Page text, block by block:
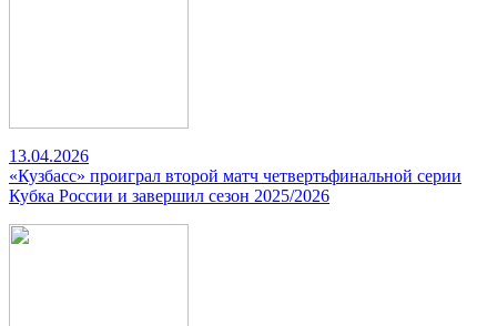
13.04.2026
«Кузбасс» проиграл второй матч четвертьфинальной серии
Кубка России и завершил сезон 2025/2026